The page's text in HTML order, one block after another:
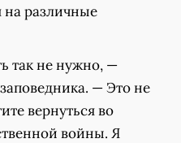
на различные
так не нужно, —
— Это не
вернуться во
войны. Я